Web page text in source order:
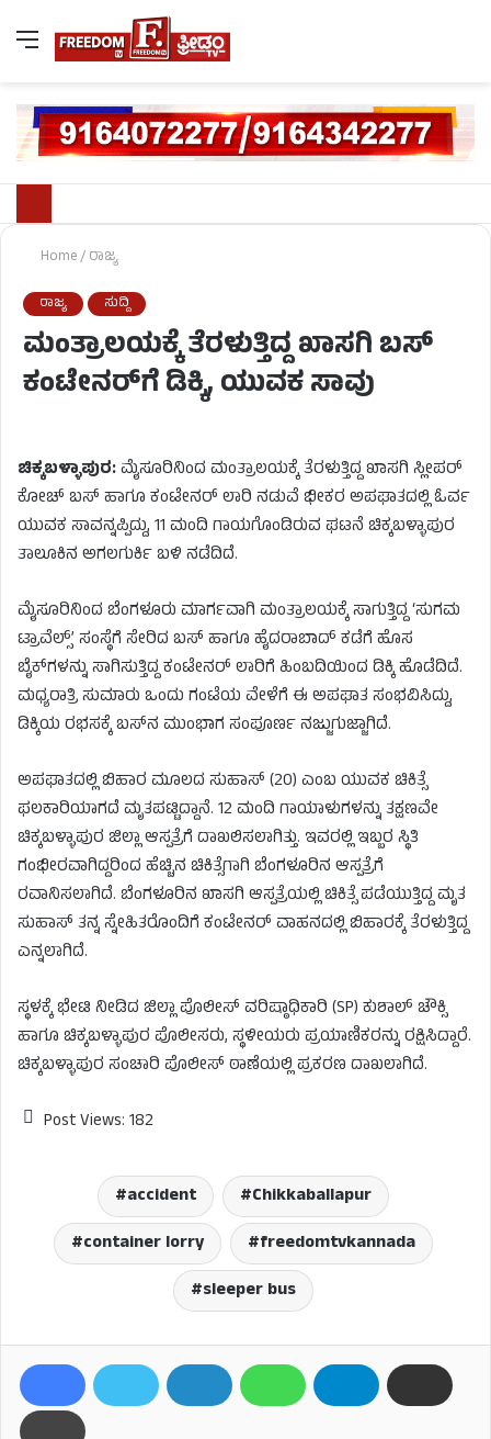
Home/ರಾಜ್ಯ
ರಾಜ್ಯ ಸುದ್ದಿ
ಮಂತ್ರಾಲಯಕ್ಕೆ ತೆರಳುತ್ತಿದ್ದ ಖಾಸಗಿ ಬಸ್
ಕಂಟೇನರ್‌ಗೆ ಡಿಕ್ಕಿ, ಯುವಕ ಸಾವು
ಚಿಕ್ಕಬಳ್ಳಾಪುರ:ಮೈಸೂರಿನಿಂದ ಮಂತ್ರಾಲಯಕ್ಕೆ ತೆರಳುತ್ತಿದ್ದ ಖಾಸಗಿ ಸ್ಲೀಪರ್
ಕೋಚ್ ಬಸ್ ಹಾಗೂ ಕಂಟೇನರ್ ಲಾರಿ ನಡುವೆ ಭೀಕರ ಅಪಘಾತದಲ್ಲಿ ಓರ್ವ
ಯುವಕ ಸಾವನ್ನಪ್ಪಿದ್ದು, 11 ಮಂದಿ ಗಾಯಗೊಂಡಿರುವ ಘಟನೆ ಚಿಕ್ಕಬಳ್ಳಾಪುರ
ತಾಲೂಕಿನ ಅಗಲಗುರ್ಕಿ ಬಳಿ ನಡೆದಿದೆ.
ಮೈಸೂರಿನಿಂದ ಬೆಂಗಳೂರು ಮಾರ್ಗವಾಗಿ ಮಂತ್ರಾಲಯಕ್ಕೆ ಸಾಗುತ್ತಿದ್ದ ‘ಸುಗಮ
ಟ್ರಾವೆಲ್ಸ್’ ಸಂಸ್ಥೆಗೆ ಸೇರಿದ ಬಸ್ ಹಾಗೂ ಹೈದರಾಬಾದ್ ಕಡೆಗೆ ಹೊಸ
ಬೈಕ್‌ಗಳನ್ನು ಸಾಗಿಸುತ್ತಿದ್ದ ಕಂಟೇನರ್ ಲಾರಿಗೆ ಹಿಂಬದಿಯಿಂದ ಡಿಕ್ಕಿ ಹೊಡೆದಿದೆ.
ಮಧ್ಯರಾತ್ರಿ ಸುಮಾರು ಒಂದು ಗಂಟೆಯ ವೇಳೆಗೆ ಈ ಅಪಘಾತ ಸಂಭವಿಸಿದ್ದು,
ಡಿಕ್ಕಿಯ ರಭಸಕ್ಕೆ ಬಸ್‌ನ ಮುಂಭಾಗ ಸಂಪೂರ್ಣ ನಜ್ಜುಗುಜ್ಜಾಗಿದೆ.
ಅಪಘಾತದಲ್ಲಿ ಬಿಹಾರ ಮೂಲದ ಸುಹಾಸ್ (20) ಎಂಬ ಯುವಕ ಚಿಕಿತ್ಸೆ
ಫಲಕಾರಿಯಾಗದೆ ಮೃತಪಟ್ಟಿದ್ದಾನೆ. 12 ಮಂದಿ ಗಾಯಾಳುಗಳನ್ನು ತಕ್ಷಣವೇ
ಚಿಕ್ಕಬಳ್ಳಾಪುರ ಜಿಲ್ಲಾ ಆಸ್ಪತ್ರೆಗೆ ದಾಖಲಿಸಲಾಗಿತ್ತು. ಇವರಲ್ಲಿ ಇಬ್ಬರ ಸ್ಥಿತಿ
ಗಂಭೀರವಾಗಿದ್ದರಿಂದ ಹೆಚ್ಚಿನ ಚಿಕಿತ್ಸೆಗಾಗಿ ಬೆಂಗಳೂರಿನ ಆಸ್ಪತ್ರೆಗೆ
ರವಾನಿಸಲಾಗಿದೆ. ಬೆಂಗಳೂರಿನ ಖಾಸಗಿ ಆಸ್ಪತ್ರೆಯಲ್ಲಿ ಚಿಕಿತ್ಸೆ ಪಡೆಯುತ್ತಿದ್ದ ಮೃತ
ಸುಹಾಸ್ ತನ್ನ ಸ್ನೇಹಿತರೊಂದಿಗೆ ಕಂಟೇನರ್ ವಾಹನದಲ್ಲಿ ಬಿಹಾರಕ್ಕೆ ತೆರಳುತ್ತಿದ್ದ
ಎನ್ನಲಾಗಿದೆ.
ಸ್ಥಳಕ್ಕೆ ಭೇಟಿ ನೀಡಿದ ಜಿಲ್ಲಾ ಪೊಲೀಸ್ ವರಿಷ್ಠಾಧಿಕಾರಿ (SP) ಕುಶಾಲ್ ಚೌಕ್ಸಿ
ಹಾಗೂ ಚಿಕ್ಕಬಳ್ಳಾಪುರ ಪೊಲೀಸರು, ಸ್ಥಳೀಯರು ಪ್ರಯಾಣಿಕರನ್ನು ರಕ್ಷಿಸಿದ್ದಾರೆ.
ಚಿಕ್ಕಬಳ್ಳಾಪುರ ಸಂಚಾರಿ ಪೊಲೀಸ್ ಠಾಣೆಯಲ್ಲಿ ಪ್ರಕರಣ ದಾಖಲಾಗಿದೆ.
Post Views: 182
accident
Chikkaballapur
container lorry
freedomtvkannada
sleeper bus